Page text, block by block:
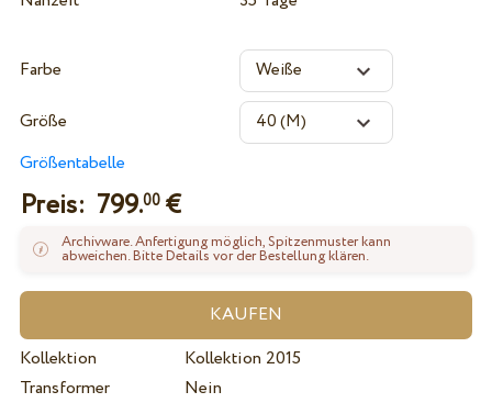
Farbe
Größe
Größentabelle
Preis: 799.00€
Archivware. Anfertigung möglich, Spitzenmuster kann
abweichen. Bitte Details vor der Bestellung klären.
Kollektion
Kollektion 2015
Transformer
Nein